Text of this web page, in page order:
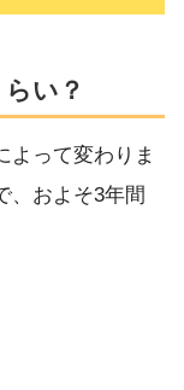
い？
よって変わりま
、およそ3年間